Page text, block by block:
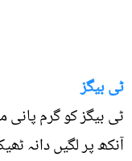
ٹی بیگز
ٹی بیگز کو گرم پانی
آنکھ پر لگیں دانہ